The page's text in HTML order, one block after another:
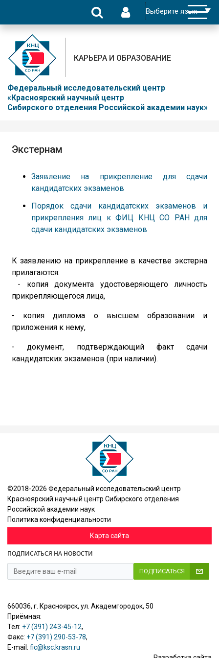
Федеральный исследовательский центр
«Красноярский научный центр
Сибирского отделения Российской академии наук»
КАРЬЕРА И ОБРАЗОВАНИЕ
Экстернам
Заявление на прикрепление для сдачи
кандидатских экзаменов
Порядок сдачи кандидатских экзаменов и
прикрепления лиц к ФИЦ КНЦ СО РАН для
сдачи кандидатских экзаменов
К заявлению на прикрепление в качестве экстерна
прилагаются:
- копия документа удостоверяющего личность
прикрепляющегося лица,
- копия диплома о высшем образовании и
приложения к нему,
- документ, подтверждающий факт сдачи
кандидатских экзаменов (при наличии).
©2018-2026 Федеральный исследовательский центр
Красноярский научный центр Сибирского отделения
Российской академии наук
Политика конфиденциальности
Карта сайта
ПОДПИСАТЬСЯ НА НОВОСТИ
ПОДПИСАТЬСЯ
660036, г. Красноярск, ул. Академгородок, 50
Приёмная:
Тел: +7 (391) 243-45-12,
Факс: +7 (391) 290-53-78,
E-mail: fic@ksc.krasn.ru